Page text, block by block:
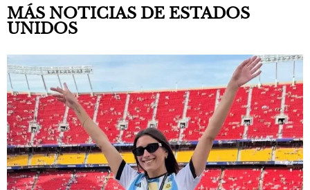
MÁS NOTICIAS DE ESTADOS
UNIDOS